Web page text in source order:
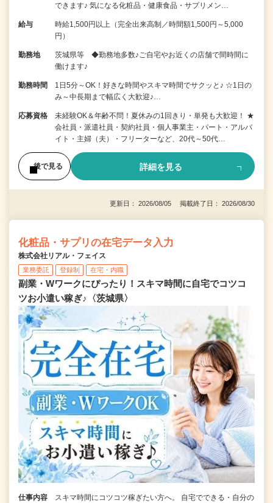
できます♪ 気になる化粧品・健康食品・サプリメン…
給与
時給1,500円以上（完全出来高制／時間額1,500円～5,000
円）
勤務地
茨城県等 ◆勤務地多数♪ご自宅やお近くの店舗で間時間に
働けます♪
勤務時間
1日5分～OK！好きな時間やスキマ時間でサクッと♪ ☆1日の
み～中長期まで幅広く大歓迎♪…
応募資格
未経験OK＆年齢不問！夏休みの1回きり・単発も大歓迎！ ★
会社員・派遣社員・契約社員・個人事業主・パート・アルバ
イト・主婦（夫）・フリーターなど、20代～50代…
後で見る 詳細を見る
更新日： 2026/08/05 掲載終了日： 2026/08/30
化粧品・サプリの在宅データ入力
株式会社リアル・フェイス
業務委託 登録制 在宅・内職
副業・Wワークにぴったり！スキマ時間に自宅でコツコ
ツお小遣い稼ぎ♪〈茨城県〉
仕事内容
スキマ時間にコツコツ稼ぎたい方へ。 自宅でできる・自分の